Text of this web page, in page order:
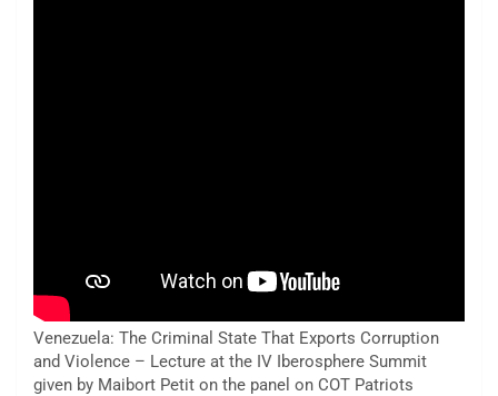
Venezuela: The Criminal State That Exports Corruption
and Violence – Lecture at the IV Iberosphere Summit
given by Maibort Petit on the panel on COT Patriots